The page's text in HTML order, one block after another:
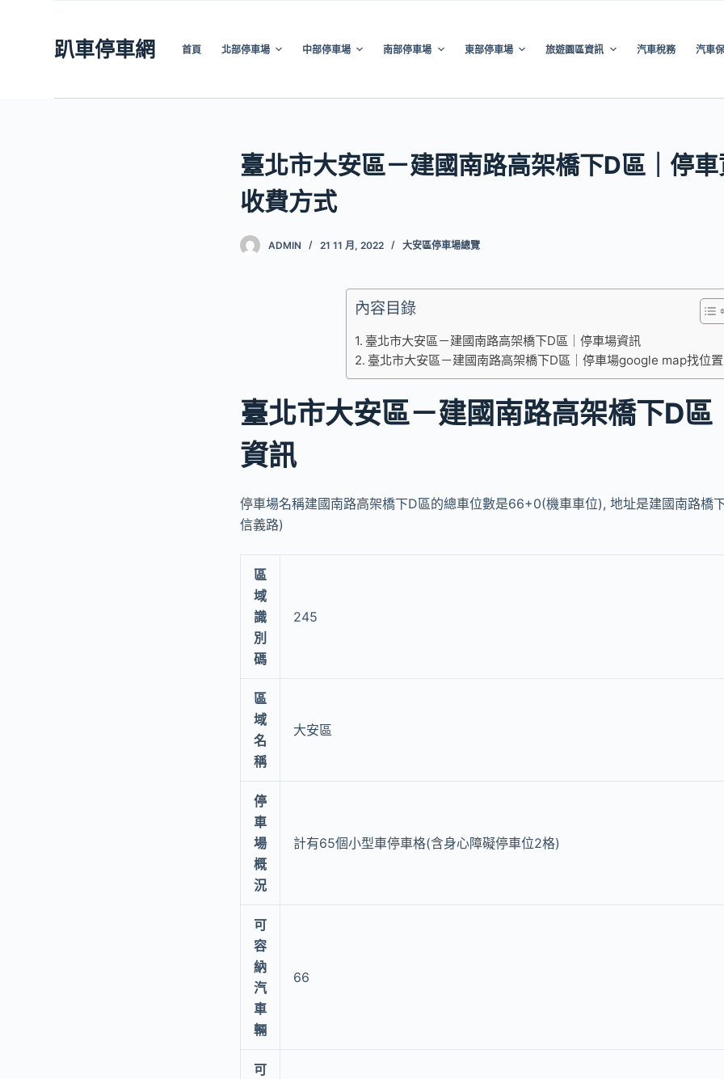
趴車停車網 首頁 北部停車場 中部停車場 南部停車場 東部停車場 旅遊園區資訊 汽車稅務 汽車
臺北市大安區－建國南路高架橋下D區｜停
收費方式
ADMIN 21 11 月, 2022 大安區停車場總覽
內容目錄
臺北市大安區－建國南路高架橋下D區｜停車場資訊
臺北市大安區－建國南路高架橋下D區｜停車場google map找位置
臺北市大安區－建國南路高架橋下D區
資訊
停車場名稱建國南路高架橋下D區的總車位數是66+0(機車車位), 地址是建國南路橋
信義路)
區
域
識
別
碼
245
區
域
名
稱
大安區
停
車
場
概
況
計有65個小型車停車格(含身心障礙停車位2格)
可
容
納
汽
車
輛
66
可